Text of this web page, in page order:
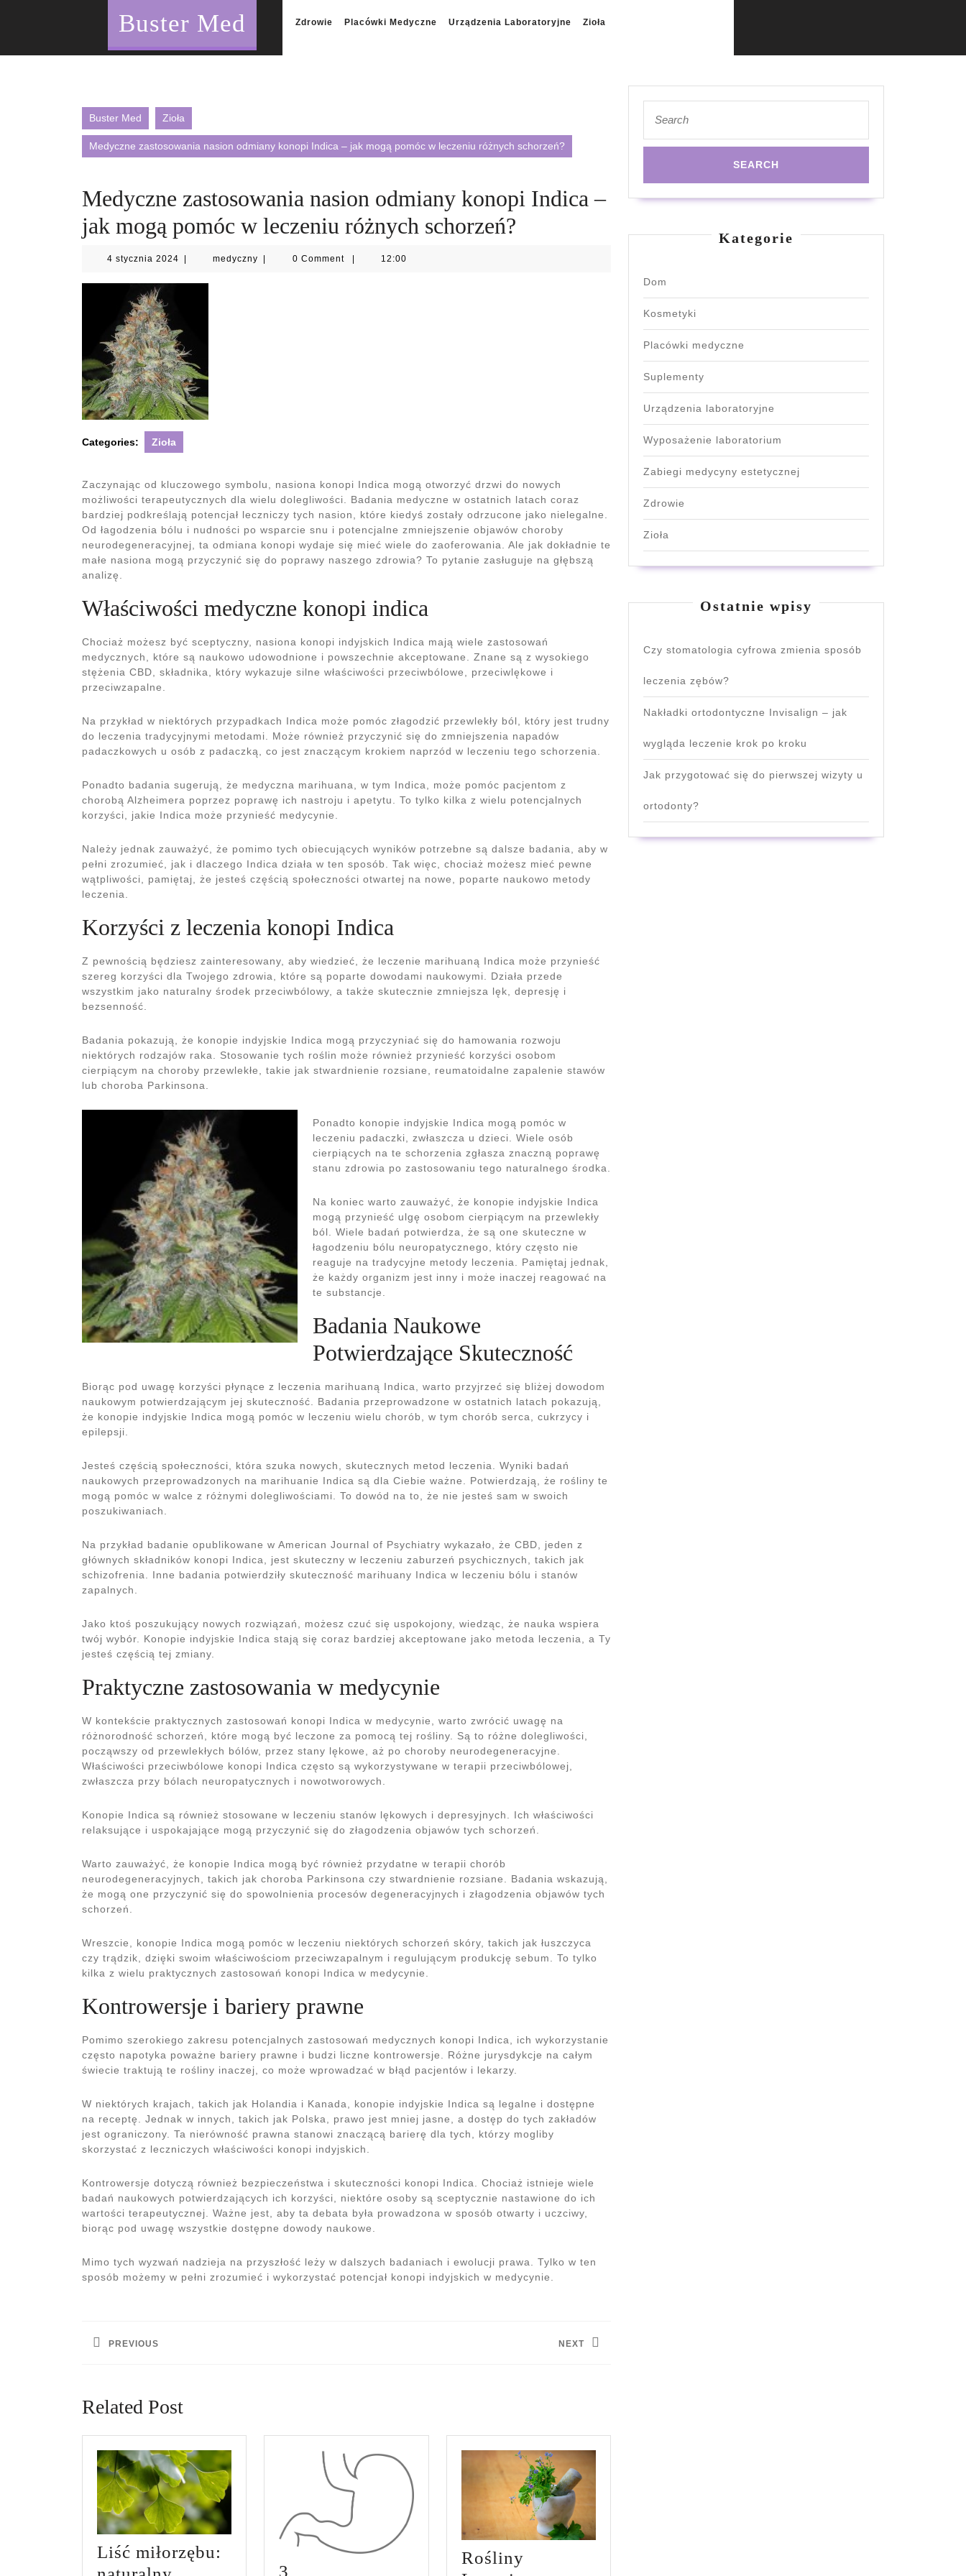
Buster Med Zdrowie Placówki Medyczne Urządzenia Laboratoryjne Zioła
Buster Med Zioła
Medyczne zastosowania nasion odmiany konopi Indica – jak mogą pomóc w leczeniu różnych schorzeń?
Medyczne zastosowania nasion odmiany konopi Indica –
jak mogą pomóc w leczeniu różnych schorzeń?
4 stycznia 2024
2024
medyczny medyczny0 Comment 12:00
Categories: Zioła
Zaczynając od kluczowego symbolu, nasiona konopi Indica mogą otworzyć drzwi do nowych
możliwości terapeutycznych dla wielu dolegliwości. Badania medyczne w ostatnich latach coraz
bardziej podkreślają potencjał leczniczy tych nasion, które kiedyś zostały odrzucone jako nielegalne.
Od łagodzenia bólu i nudności po wsparcie snu i potencjalne zmniejszenie objawów choroby
neurodegeneracyjnej, ta odmiana konopi wydaje się mieć wiele do zaoferowania. Ale jak dokładnie te
małe nasiona mogą przyczynić się do poprawy naszego zdrowia? To pytanie zasługuje na głębszą
analizę.
Właściwości medyczne konopi indica
Chociaż możesz być sceptyczny, nasiona konopi indyjskich Indica mają wiele zastosowań
medycznych, które są naukowo udowodnione i powszechnie akceptowane. Znane są z wysokiego
stężenia CBD, składnika, który wykazuje silne właściwości przeciwbólowe, przeciwlękowe i
przeciwzapalne.
Na przykład w niektórych przypadkach Indica może pomóc złagodzić przewlekły ból, który jest trudny
do leczenia tradycyjnymi metodami. Może również przyczynić się do zmniejszenia napadów
padaczkowych u osób z padaczką, co jest znaczącym krokiem naprzód w leczeniu tego schorzenia.
Ponadto badania sugerują, że medyczna marihuana, w tym Indica, może pomóc pacjentom z
chorobą Alzheimera poprzez poprawę ich nastroju i apetytu. To tylko kilka z wielu potencjalnych
korzyści, jakie Indica może przynieść medycynie.
Należy jednak zauważyć, że pomimo tych obiecujących wyników potrzebne są dalsze badania, aby w
pełni zrozumieć, jak i dlaczego Indica działa w ten sposób. Tak więc, chociaż możesz mieć pewne
wątpliwości, pamiętaj, że jesteś częścią społeczności otwartej na nowe, poparte naukowo metody
leczenia.
Korzyści z leczenia konopi Indica
Z pewnością będziesz zainteresowany, aby wiedzieć, że leczenie marihuaną Indica może przynieść
szereg korzyści dla Twojego zdrowia, które są poparte dowodami naukowymi. Działa przede
wszystkim jako naturalny środek przeciwbólowy, a także skutecznie zmniejsza lęk, depresję i
bezsenność.
Badania pokazują, że konopie indyjskie Indica mogą przyczyniać się do hamowania rozwoju
niektórych rodzajów raka. Stosowanie tych roślin może również przynieść korzyści osobom
cierpiącym na choroby przewlekłe, takie jak stwardnienie rozsiane, reumatoidalne zapalenie stawów
lub choroba Parkinsona.
Ponadto konopie indyjskie Indica mogą pomóc w
leczeniu padaczki, zwłaszcza u dzieci. Wiele osób
cierpiących na te schorzenia zgłasza znaczną poprawę
stanu zdrowia po zastosowaniu tego naturalnego środka.
Na koniec warto zauważyć, że konopie indyjskie Indica
mogą przynieść ulgę osobom cierpiącym na przewlekły
ból. Wiele badań potwierdza, że są one skuteczne w
łagodzeniu bólu neuropatycznego, który często nie
reaguje na tradycyjne metody leczenia. Pamiętaj jednak,
że każdy organizm jest inny i może inaczej reagować na
te substancje.
Badania Naukowe
Potwierdzające Skuteczność
Biorąc pod uwagę korzyści płynące z leczenia marihuaną Indica, warto przyjrzeć się bliżej dowodom
naukowym potwierdzającym jej skuteczność. Badania przeprowadzone w ostatnich latach pokazują,
że konopie indyjskie Indica mogą pomóc w leczeniu wielu chorób, w tym chorób serca, cukrzycy i
epilepsji.
Jesteś częścią społeczności, która szuka nowych, skutecznych metod leczenia. Wyniki badań
naukowych przeprowadzonych na marihuanie Indica są dla Ciebie ważne. Potwierdzają, że rośliny te
mogą pomóc w walce z różnymi dolegliwościami. To dowód na to, że nie jesteś sam w swoich
poszukiwaniach.
Na przykład badanie opublikowane w American Journal of Psychiatry wykazało, że CBD, jeden z
głównych składników konopi Indica, jest skuteczny w leczeniu zaburzeń psychicznych, takich jak
schizofrenia. Inne badania potwierdziły skuteczność marihuany Indica w leczeniu bólu i stanów
zapalnych.
Jako ktoś poszukujący nowych rozwiązań, możesz czuć się uspokojony, wiedząc, że nauka wspiera
twój wybór. Konopie indyjskie Indica stają się coraz bardziej akceptowane jako metoda leczenia, a Ty
jesteś częścią tej zmiany.
Praktyczne zastosowania w medycynie
W kontekście praktycznych zastosowań konopi Indica w medycynie, warto zwrócić uwagę na
różnorodność schorzeń, które mogą być leczone za pomocą tej rośliny. Są to różne dolegliwości,
począwszy od przewlekłych bólów, przez stany lękowe, aż po choroby neurodegeneracyjne.
Właściwości przeciwbólowe konopi Indica często są wykorzystywane w terapii przeciwbólowej,
zwłaszcza przy bólach neuropatycznych i nowotworowych.
Konopie Indica są również stosowane w leczeniu stanów lękowych i depresyjnych. Ich właściwości
relaksujące i uspokajające mogą przyczynić się do złagodzenia objawów tych schorzeń.
Warto zauważyć, że konopie Indica mogą być również przydatne w terapii chorób
neurodegeneracyjnych, takich jak choroba Parkinsona czy stwardnienie rozsiane. Badania wskazują,
że mogą one przyczynić się do spowolnienia procesów degeneracyjnych i złagodzenia objawów tych
schorzeń.
Wreszcie, konopie Indica mogą pomóc w leczeniu niektórych schorzeń skóry, takich jak łuszczyca
czy trądzik, dzięki swoim właściwościom przeciwzapalnym i regulującym produkcję sebum. To tylko
kilka z wielu praktycznych zastosowań konopi Indica w medycynie.
Kontrowersje i bariery prawne
Pomimo szerokiego zakresu potencjalnych zastosowań medycznych konopi Indica, ich wykorzystanie
często napotyka poważne bariery prawne i budzi liczne kontrowersje. Różne jurysdykcje na całym
świecie traktują te rośliny inaczej, co może wprowadzać w błąd pacjentów i lekarzy.
W niektórych krajach, takich jak Holandia i Kanada, konopie indyjskie Indica są legalne i dostępne
na receptę. Jednak w innych, takich jak Polska, prawo jest mniej jasne, a dostęp do tych zakładów
jest ograniczony. Ta nierówność prawna stanowi znaczącą barierę dla tych, którzy mogliby
skorzystać z leczniczych właściwości konopi indyjskich.
Kontrowersje dotyczą również bezpieczeństwa i skuteczności konopi Indica. Chociaż istnieje wiele
badań naukowych potwierdzających ich korzyści, niektóre osoby są sceptycznie nastawione do ich
wartości terapeutycznej. Ważne jest, aby ta debata była prowadzona w sposób otwarty i uczciwy,
biorąc pod uwagę wszystkie dostępne dowody naukowe.
Mimo tych wyzwań nadzieja na przyszłość leży w dalszych badaniach i ewolucji prawa. Tylko w ten
sposób możemy w pełni zrozumieć i wykorzystać potencjał konopi indyjskich w medycynie.
wpisu
PREVIOUS NEXT
Related Post
Liść miłorzębu:
3
Rośliny
for:
Kategorie
Dom
Kosmetyki
Placówki medyczne
Suplementy
Urządzenia laboratoryjne
Wyposażenie laboratorium
Zabiegi medycyny estetycznej
Zdrowie
Zioła
Ostatnie wpisy
Czy stomatologia cyfrowa zmienia sposób
leczenia zębów?
Nakładki ortodontyczne Invisalign – jak
wygląda leczenie krok po kroku
Jak przygotować się do pierwszej wizyty u
ortodonty?